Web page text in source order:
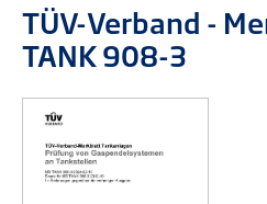
TÜV-Verband -
TANK 908-3